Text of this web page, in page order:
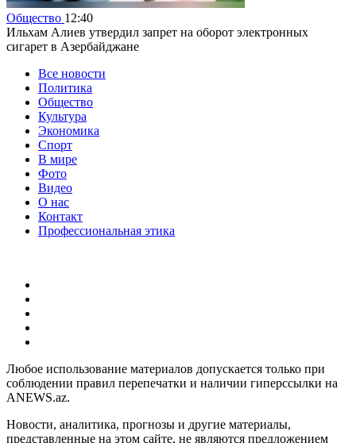
Общество 12:40
Ильхам Алиев утвердил запрет на оборот электронных
сигарет в Азербайджане
Все новости
Политика
Общество
Культура
Экономика
Спорт
В мире
Фото
Видео
О нас
Контакт
Профессиональная этика
Любое использование материалов допускается только при
соблюдении правил перепечатки и наличии гиперссылки на
ANEWS.az.
Новости, аналитика, прогнозы и другие материалы,
представленные на этом сайте, не являются предложением